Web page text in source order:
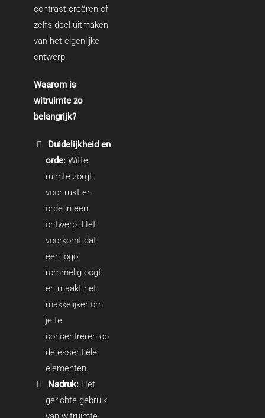
contrast creëren of
zelfs deel uitmaken
van het eigenlijke
ontwerp.
Waarom is
witruimte zo
belangrijk?
Duidelijkheid en
orde: Witte
ruimte zorgt
voor rust en
orde in een
ontwerp. Het
voorkomt dat
een logo
rommelig oogt
en maakt het
makkelijker om
je te
concentreren op
de essentiële
elementen.
Nadruk: Het
gerichte gebruik